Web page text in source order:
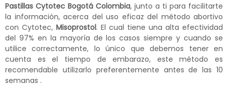
Pastillas Cytotec Bogotá Colombia, junto a ti para facilitarte
la información, acerca del uso eficaz del método abortivo
con Cytotec, Misoprostol. El cual tiene una alta efectividad
del 97% en la mayoría de los casos siempre y cuando se
utilice correctamente, lo único que debemos tener en
cuenta es el tiempo de embarazo, este método es
recomendable utilizarlo preferentemente antes de las 10
semanas .